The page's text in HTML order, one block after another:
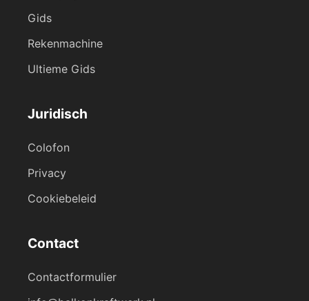
Gids
Rekenmachine
Ultieme Gids
Juridisch
Colofon
Privacy
Cookiebeleid
Contact
Contactformulier